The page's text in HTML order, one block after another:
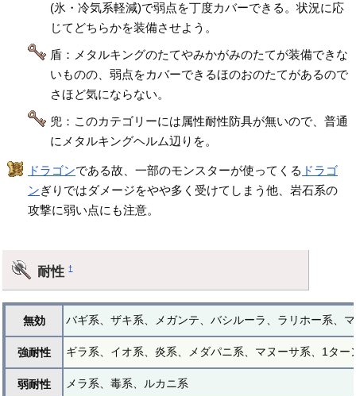
(氷・冷気系軽減)で弱点を丁度カバーできる。状況に応
じてどちらかを装備させよう。
盾：メタルキングのたてやみかがみのたてが装備できな
いものの、弱点をカバーできるほのおのたてがあるので
さほど気にならない。
兜：このカテゴリーには属性耐性防具が無いので、普通
にメタルキングヘルム辺りを。
ドラゴンである故、一部のモンスターが使ってくる ドラゴ
ンぎりではダメージをやや多く受けてしまう他、岩石系の
攻撃に弱い点にも注意。
耐性†
無効 バギ系、ザキ系、メガンテ、バシルーラ、ラリホー系、
強耐性 ギラ系、イオ系、炎系、メダパニ系、マヌーサ系、1ター
弱耐性 メラ系、毒系、ルカニ系